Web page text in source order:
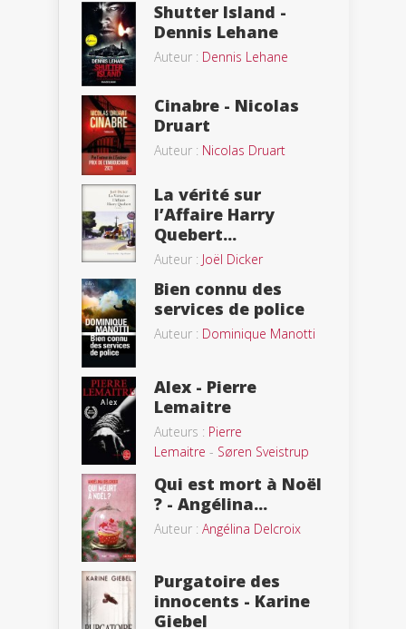
Shutter Island -
Dennis Lehane
Auteur : Dennis Lehane
Cinabre - Nicolas
Druart
Auteur : Nicolas Druart
La vérité sur
l’Affaire Harry
Quebert...
Auteur : Joël Dicker
Bien connu des
services de police
Auteur : Dominique Manotti
Alex - Pierre
Lemaitre
Auteurs : Pierre
Lemaitre - Søren Sveistrup
Qui est mort à Noël
? - Angélina...
Auteur : Angélina Delcroix
Purgatoire des
innocents - Karine
Giebel